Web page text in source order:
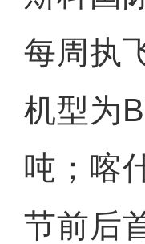
每周执
机型为
吨；喀
节前后